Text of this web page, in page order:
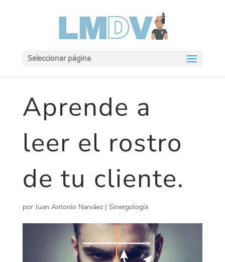
Seleccionar página
Aprende a
leer el rostro
de tu cliente.
por Juan Antonio Narváez| Sinergología